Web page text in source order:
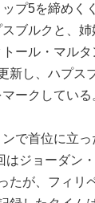
プ5を締めく
ブルクと、
ール・マル
新し、ハプス
ークしている
で首位に立
はジョーダン
たが、フィリ